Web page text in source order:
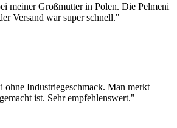
meiner Großmutter in Polen. Die Pelmeni
Versand war super schnell."
ohne Industriegeschmack. Man merkt
ist. Sehr empfehlenswert."